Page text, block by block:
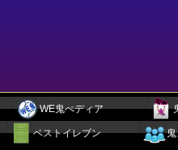
WE鬼ぺディア
ベストイレブン